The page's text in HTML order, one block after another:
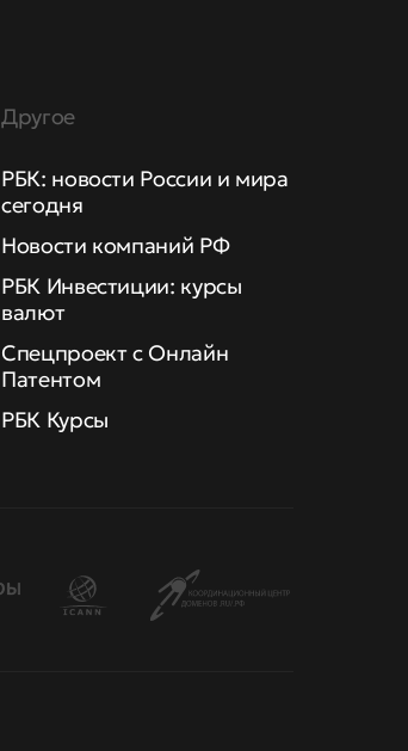
Другое
РБК: новости России и мира
сегодня
Новости компаний РФ
РБК Инвестиции: курсы
валют
Спецпроект с Онлайн
Патентом
РБК Курсы